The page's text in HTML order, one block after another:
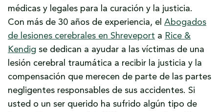
Llame hoy mismo a los abogados de
lesiones cerebrales de Shreveport en Rice
& Kendig
médicas y legales para la curación y la justicia.
Con más de 30 años de experiencia, el Abogados
de lesiones cerebrales en Shreveport a Rice &
Kendig se dedican a ayudar a las víctimas de una
lesión cerebral traumática a recibir la justicia y la
compensación que merecen de parte de las partes
negligentes responsables de sus accidentes. Si
usted o un ser querido ha sufrido algún tipo de